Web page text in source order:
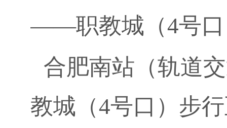
——职教城（4号
合肥南站（轨道
教城（4号口）步